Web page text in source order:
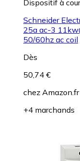
Dispositif à
Schneider
25a ac-3
50/60hz ac coil
Dès
50,74 €
chez
+4 marchands